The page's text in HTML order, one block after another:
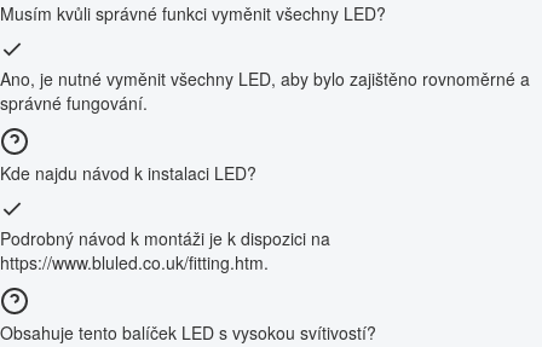
Musím kvůli správné funkci vyměnit všechny LED?
Ano, je nutné vyměnit všechny LED, aby bylo zajištěno rovnoměrné a
správné fungování.
Kde najdu návod k instalaci LED?
Podrobný návod k montáži je k dispozici na
https://www.bluled.co.uk/fitting.htm.
Obsahuje tento balíček LED s vysokou svítivostí?